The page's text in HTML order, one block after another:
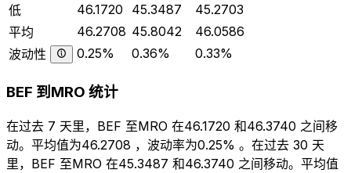
低
46.1720 45.3487
45.2703
平均
46.2708 45.8042
46.0586
波动性
0.25% 0.36% 0.33%
BEF 到MRO 统计
在过去 7 天里，BEF 至MRO 在46.1720 和46.3740 之间移
动。平均值为46.2708 ，波动率为0.25% 。在过去 30 天
里，BEF 至MRO 在45.3487 和46.3740 之间移动。平均值